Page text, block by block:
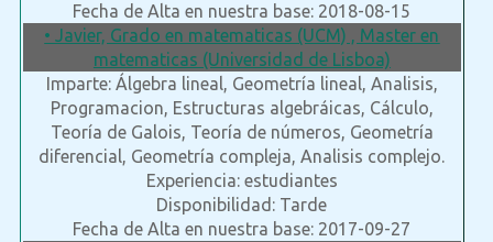
Fecha de Alta en nuestra base: 2018-08-15
• Javier, Grado en matematicas (UCM) , Master en
matematicas (Universidad de Lisboa)
Imparte: Álgebra lineal, Geometría lineal, Analisis,
Programacion, Estructuras algebráicas, Cálculo,
Teoría de Galois, Teoría de números, Geometría
diferencial, Geometría compleja, Analisis complejo.
Experiencia: estudiantes
Disponibilidad: Tarde
Fecha de Alta en nuestra base: 2017-09-27